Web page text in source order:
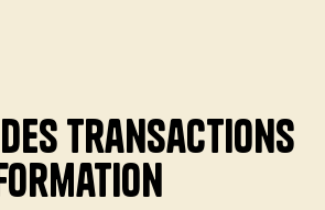
transactions